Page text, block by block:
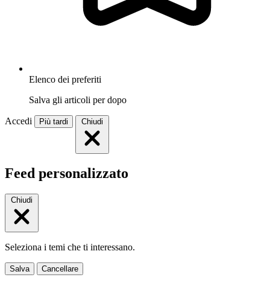
Elenco dei preferiti
Salva gli articoli per dopo
Accedi Più tardi Chiudi
Feed personalizzato
Chiudi
Seleziona i temi che ti interessano.
Salva Cancellare